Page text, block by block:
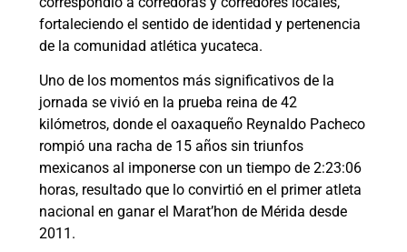
fortaleciendo el sentido de identidad y pertenencia
de la comunidad atlética yucateca.
Uno de los momentos más significativos de la
jornada se vivió en la prueba reina de 42
kilómetros, donde el oaxaqueño Reynaldo Pacheco
rompió una racha de 15 años sin triunfos
mexicanos al imponerse con un tiempo de 2:23:06
horas, resultado que lo convirtió en el primer atleta
nacional en ganar el Marat’hon de Mérida desde
2011.